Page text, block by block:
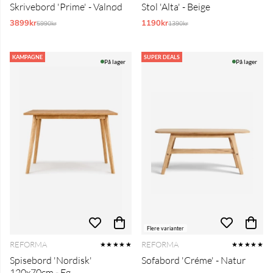
Skrivebord 'Prime' - Valnød
3899krNormalpris:
5990kr
Stol 'Alta' - Beige
1190krNormalpris:
1390kr
KAMPAGNE
På lager
REFORMA ★★★★★
Spisebord 'Nordisk'
SUPER DEALS
Flere varianter
På lager
REFORMA ★★★★★
Sofabord 'Créme' - Natur